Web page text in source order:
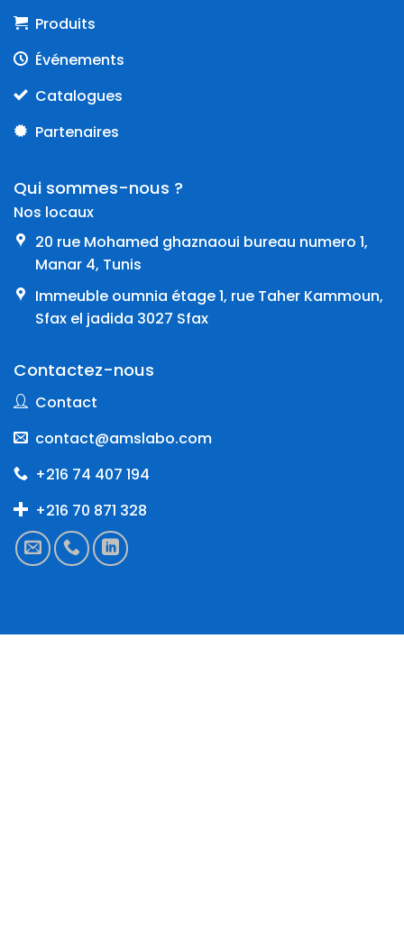
Produits
Événements
Catalogues
Partenaires
Qui sommes-nous ?
Nos locaux
20 rue Mohamed ghaznaoui bureau numero 1,
Manar 4, Tunis
Immeuble oumnia étage 1, rue Taher Kammoun,
Sfax el jadida 3027 Sfax
Contactez-nous
Contact
contact@amslabo.com
+216 74 407 194
+216 70 871 328